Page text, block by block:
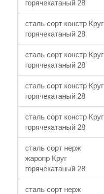
горячекатаный 28
сталь сорт констр Круг
горячекатаный 28
сталь сорт констр Круг
горячекатаный 28
сталь сорт констр Круг
горячекатаный 28
сталь сорт констр Круг
горячекатаный 28
сталь сорт нерж
жаропр Круг
горячекатаный 28
сталь сорт нерж